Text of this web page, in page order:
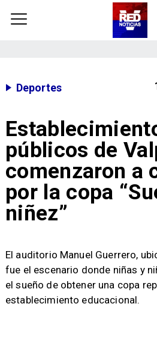
Deportes
públicos de
comenzaron a
por la copa
niñez”
​El auditorio Manuel Guerrero,
fue el escenario donde niñas y
el sueño de obtener una copa
establecimiento educacional.